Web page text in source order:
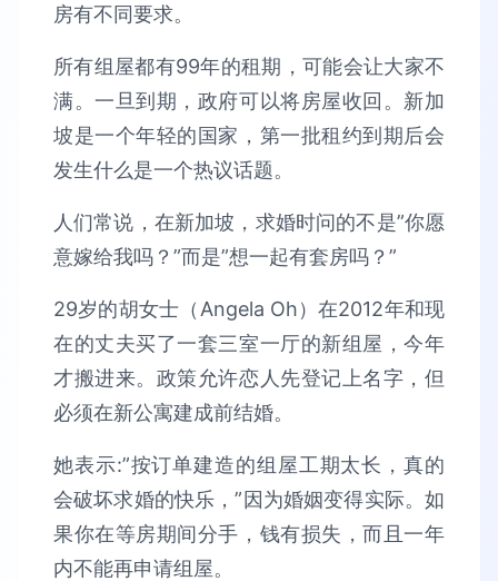
房有不同要求。
所有组屋都有99年的租期，可能会让大家不
满。一旦到期，政府可以将房屋收回。新加
坡是一个年轻的国家，第一批租约到期后会
发生什么是一个热议话题。
人们常说，在新加坡，求婚时问的不是”你愿
意嫁给我吗？”而是”想一起有套房吗？”
29岁的胡女士（Angela Oh）在2012年和现
在的丈夫买了一套三室一厅的新组屋，今年
才搬进来。政策允许恋人先登记上名字，但
必须在新公寓建成前结婚。
她表示:”按订单建造的组屋工期太长，真的
会破坏求婚的快乐，”因为婚姻变得实际。如
果你在等房期间分手，钱有损失，而且一年
内不能再申请组屋。